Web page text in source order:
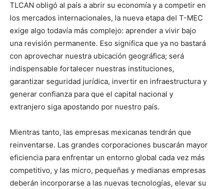
TLCAN obligó al país a abrir su economía y a competir en
los mercados internacionales, la nueva etapa del T-MEC
exige algo todavía más complejo: aprender a vivir bajo
una revisión permanente. Eso significa que ya no bastará
con aprovechar nuestra ubicación geográfica; será
indispensable fortalecer nuestras instituciones,
garantizar seguridad jurídica, invertir en infraestructura y
generar confianza para que el capital nacional y
extranjero siga apostando por nuestro país.
Mientras tanto, las empresas mexicanas tendrán que
reinventarse. Las grandes corporaciones buscarán mayor
eficiencia para enfrentar un entorno global cada vez más
competitivo, y las micro, pequeñas y medianas empresas
deberán incorporarse a las nuevas tecnologías, elevar su